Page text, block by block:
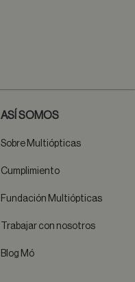
ASÍ SOMOS
Sobre Multiópticas
Cumplimiento
Fundación Multiópticas
Trabajar con nosotros
Blog Mó